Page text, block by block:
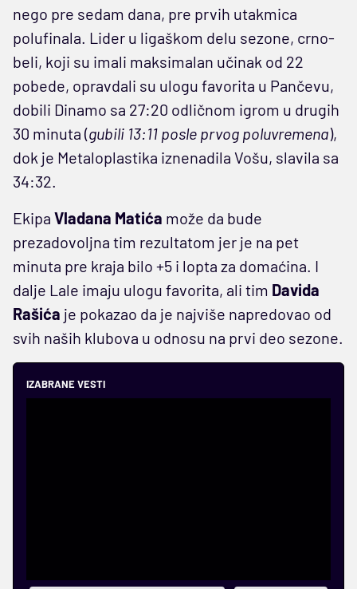
nego pre sedam dana, pre prvih utakmica
polufinala. Lider u ligaškom delu sezone, crno-
beli, koji su imali maksimalan učinak od 22
pobede, opravdali su ulogu favorita u Pančevu,
dobili Dinamo sa 27:20 odličnom igrom u drugih
30 minuta (gubili 13:11 posle prvog poluvremena),
dok je Metaloplastika iznenadila Vošu, slavila sa
34:32.
Ekipa Vladana Matića može da bude
prezadovoljna tim rezultatom jer je na pet
minuta pre kraja bilo +5 i lopta za domaćina. I
dalje Lale imaju ulogu favorita, ali tim Davida
Rašića je pokazao da je najviše napredovao od
svih naših klubova u odnosu na prvi deo sezone.
IZABRANE VESTI